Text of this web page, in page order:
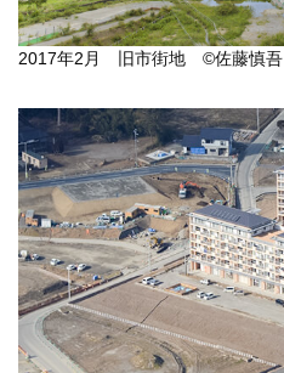
2017年2月 旧市街地 ©佐藤慎吾